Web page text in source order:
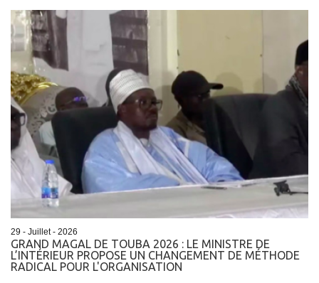
29 - Juillet - 2026
GRAND MAGAL DE TOUBA 2026 : LE MINISTRE DE
L’INTÉRIEUR PROPOSE UN CHANGEMENT DE MÉTHODE
RADICAL POUR L'ORGANISATION